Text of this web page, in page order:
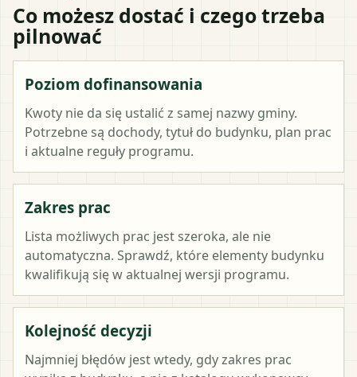
Co możesz dostać i czego trzeba
pilnować
Poziom dofinansowania
Kwoty nie da się ustalić z samej nazwy gminy.
Potrzebne są dochody, tytuł do budynku, plan prac
i aktualne reguły programu.
Zakres prac
Lista możliwych prac jest szeroka, ale nie
automatyczna. Sprawdź, które elementy budynku
kwalifikują się w aktualnej wersji programu.
Kolejność decyzji
Najmniej błędów jest wtedy, gdy zakres prac